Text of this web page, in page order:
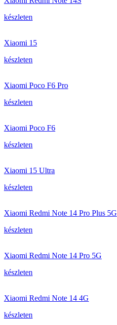
készleten
Xiaomi 15
készleten
Xiaomi Poco F6 Pro
készleten
Xiaomi Poco F6
készleten
Xiaomi 15 Ultra
készleten
Xiaomi Redmi Note 14 Pro Plus 5G
készleten
Xiaomi Redmi Note 14 Pro 5G
készleten
Xiaomi Redmi Note 14 4G
készleten